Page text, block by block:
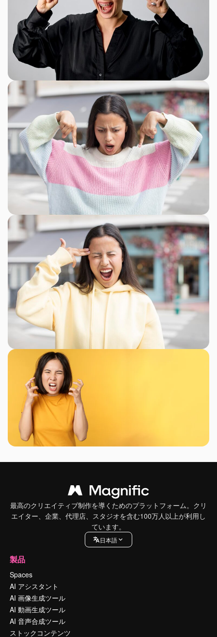
最高のクリエイティブ制作を導くためのプラットフォーム。クリ
エイター、企業、代理店、スタジオを含む100万人以上が利用し
ています。
日本語
製品
Spaces
AI アシスタント
AI 画像生成ツール
AI 動画生成ツール
AI 音声合成ツール
ストックコンテンツ